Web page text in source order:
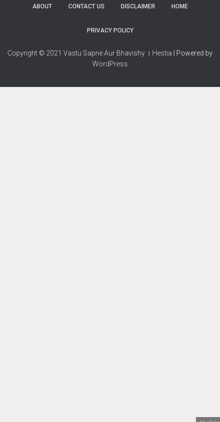
ABOUT CONTACT US DISCLAIMER HOME
PRIVACY POLICY
Copyright © 2021 Vastu Sapne Aur Bhavishy । Hestia | Powered by
WordPress